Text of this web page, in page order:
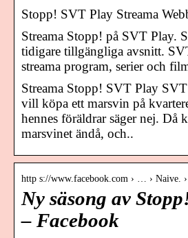
Stopp! SVT Play Streama
Streama Stopp! på SVT Play.
tidigare tillgängliga avsnitt.
streama program, serier och
Streama Stopp! SVT Play
vill köpa ett marsvin på
hennes föräldrar säger nej. Då
marsvinet ändå, och..
http s://www.facebook.com › … › Naive.
Ny säsong av
– Facebook